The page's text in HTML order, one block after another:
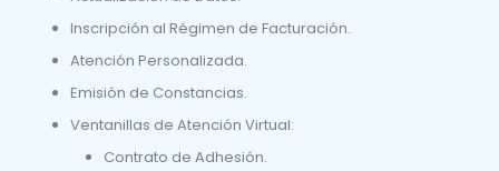
Inscripción al Régimen de Facturación.
Atención Personalizada.
Emisión de Constancias.
Ventanillas de Atención Virtual:
Contrato de Adhesión.